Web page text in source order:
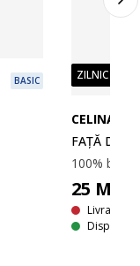
BASIC ZILNIC PREȚ
CELINA
FAȚĂ DE
100%
25 MDL
Livrare
Disponibil